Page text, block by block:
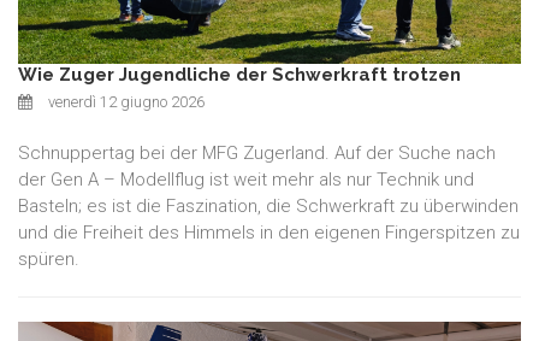
Wie Zuger Jugendliche der Schwerkraft trotzen
venerdì 12 giugno 2026
Schnuppertag bei der MFG Zugerland. Auf der Suche nach
der Gen A – Modellflug ist weit mehr als nur Technik und
Basteln; es ist die Faszination, die Schwerkraft zu überwinden
und die Freiheit des Himmels in den eigenen Fingerspitzen zu
spüren.